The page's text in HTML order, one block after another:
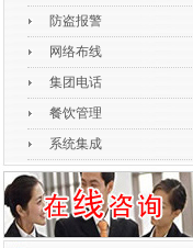
防盗报警
网络布线
集团电话
餐饮管理
系统集成